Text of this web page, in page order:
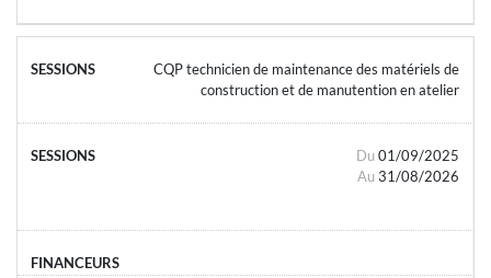
CQP technicien de maintenance des matériels de
construction et de manutention en atelier
Du 01/09/2025
Au 31/08/2026